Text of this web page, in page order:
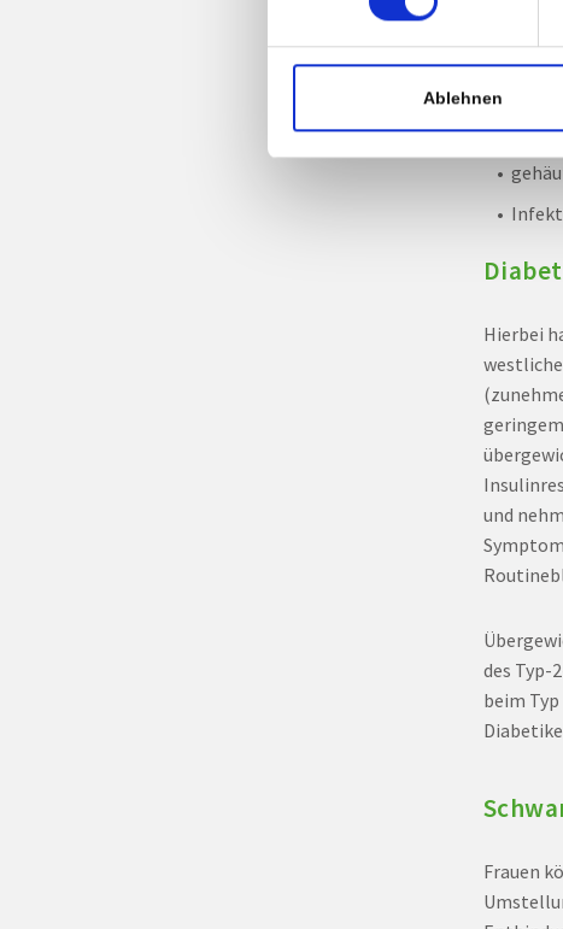
Ablehnen
Hierbei
und
des Typ-
beim
Frauen